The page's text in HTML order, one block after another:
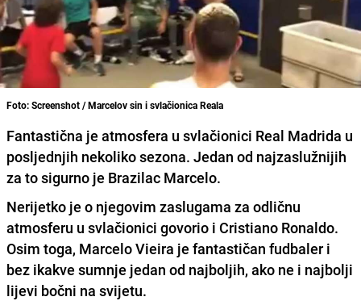
Foto: Screenshot / Marcelov sin i svlačionica Reala
Fantastična je atmosfera u svlačionici Real Madrida u
posljednjih nekoliko sezona. Jedan od najzaslužnijih
za to sigurno je Brazilac Marcelo.
Nerijetko je o njegovim zaslugama za odličnu
atmosferu u svlačionici govorio i Cristiano Ronaldo.
Osim toga, Marcelo Vieira je fantastičan fudbaler i
bez ikakve sumnje jedan od najboljih, ako ne i najbolji
lijevi bočni na svijetu.